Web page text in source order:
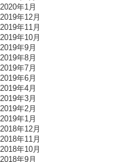
2020年1月
2019年12月
2019年11月
2019年10月
2019年9月
2019年8月
2019年7月
2019年6月
2019年4月
2019年3月
2019年2月
2019年1月
2018年12月
2018年11月
2018年10月
2018年9月